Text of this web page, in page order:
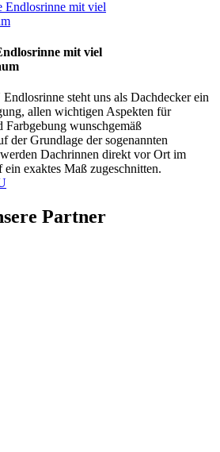
mit viel
steht uns als Dachdecker ein
allen wichtigen Aspekten für
Farbgebung wunschgemäß
der Grundlage der sogenannten
Dachrinnen direkt vor Ort im
ein exaktes Maß zugeschnitten.
Partner